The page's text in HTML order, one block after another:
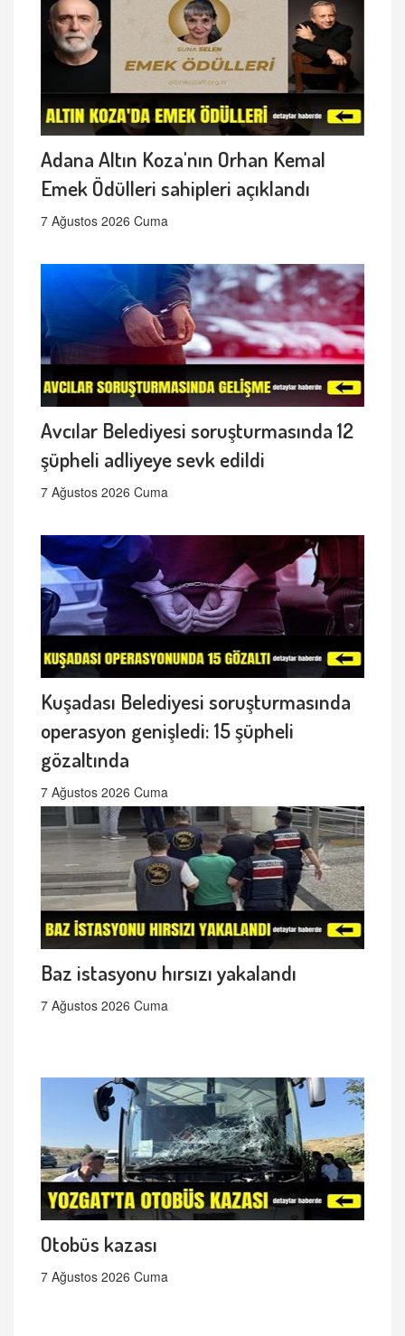
Adana Altın Koza'nın Orhan Kemal
Emek Ödülleri sahipleri açıklandı
7 Ağustos 2026 Cuma
Avcılar Belediyesi soruşturmasında 12
şüpheli adliyeye sevk edildi
7 Ağustos 2026 Cuma
Kuşadası Belediyesi soruşturmasında
operasyon genişledi: 15 şüpheli
gözaltında
7 Ağustos 2026 Cuma
Baz istasyonu hırsızı yakalandı
7 Ağustos 2026 Cuma
Otobüs kazası
7 Ağustos 2026 Cuma